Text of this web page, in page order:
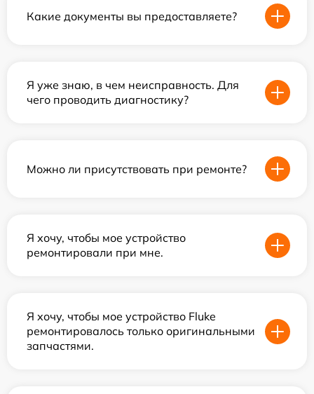
Какие документы вы предоставляете?
Я уже знаю, в чем неисправность. Для
чего проводить диагностику?
Можно ли присутствовать при ремонте?
Я хочу, чтобы мое устройство
ремонтировали при мне.
Я хочу, чтобы мое устройство Fluke
ремонтировалось только оригинальными
запчастями.